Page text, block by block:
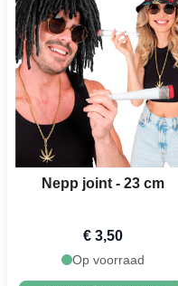
Nepp joint - 23 cm
€ 3,50
Op voorraad